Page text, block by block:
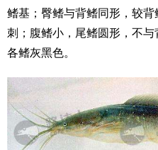
鳍基；臀鳍与背鳍同形，较
刺；腹鳍小，尾鳍圆形，不与
各鳍灰黑色。